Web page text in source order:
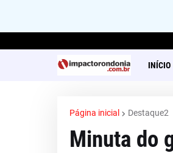
INÍCIO
Página inicial Destaque2
Minuta do